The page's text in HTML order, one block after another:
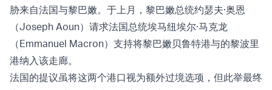
胁来自法国与黎巴嫩。于上月，黎巴嫩总统约瑟夫·奥恩
（Joseph Aoun）请求法国总统埃马纽埃尔·马克龙
（Emmanuel Macron）支持将黎巴嫩贝鲁特港与的黎波里
港纳入该走廊。
法国的提议虽将这两个港口视为额外过境选项，但此举最终